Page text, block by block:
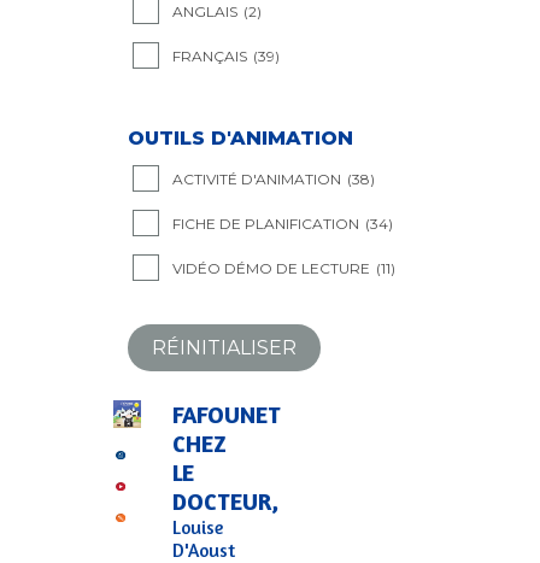
ANGLAIS (2)
FRANÇAIS (39)
OUTILS D'ANIMATION
ACTIVITÉ D'ANIMATION (38)
FICHE DE PLANIFICATION (34)
VIDÉO DÉMO DE LECTURE (11)
RÉINITIALISER
FAFOUNET
CHEZ
LE
DOCTEUR,
Louise
D'Aoust